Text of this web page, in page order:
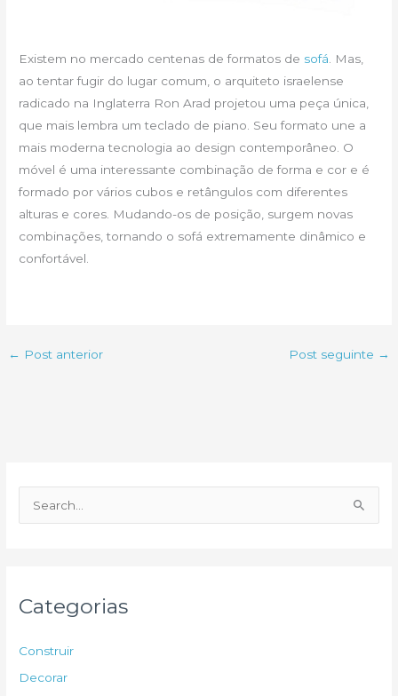
Existem no mercado centenas de formatos de sofá . Mas,
ao tentar fugir do lugar comum, o arquiteto israelense
radicado na Inglaterra Ron Arad projetou uma peça única,
que mais lembra um teclado de piano. Seu formato une a
mais moderna tecnologia ao design contemporâneo. O
móvel é uma interessante combinação de forma e cor e é
formado por vários cubos e retângulos com diferentes
alturas e cores. Mudando-os de posição, surgem novas
combinações, tornando o sofá extremamente dinâmico e
confortável.
← Post anterior Post seguinte →
e
Categorias
Construir
Decorar